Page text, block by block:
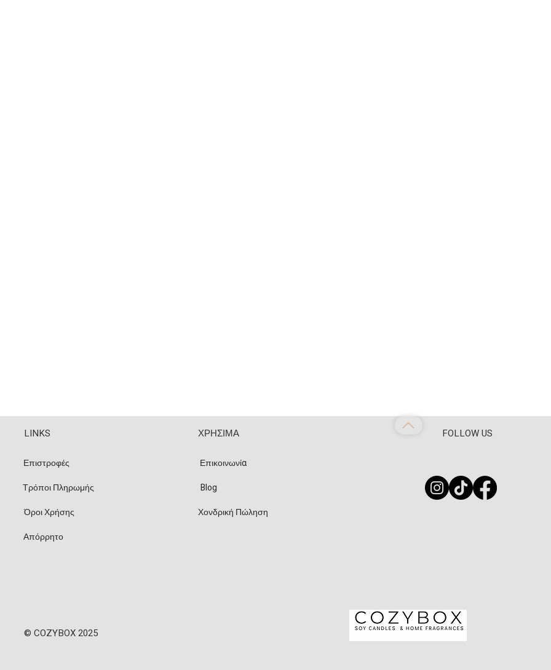
LINKS
Επιστροφές
Τρόποι Πληρωμής
Όροι Χρήσης
ΧΡΗΣΙΜΑ
Επικοινωνία
Blog
Χονδρική Πώληση
Απόρρητο
FOLLOW US
© COZYBOX 2025